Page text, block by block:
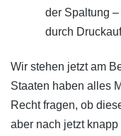
der Spaltung
durch
Wir stehen jetzt am
Staaten haben alles
Recht fragen, ob
aber nach jetzt